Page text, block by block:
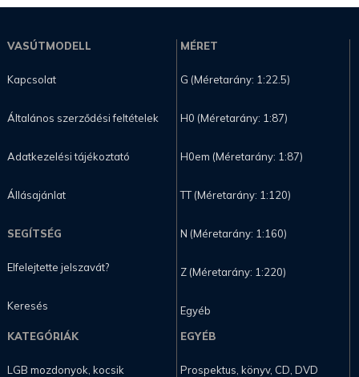
VASÚTMODELL
Kapcsolat
Általános szerződési feltételek
Adatkezelési tájékoztató
Állásajánlat
SEGÍTSÉG
Elfelejtette jelszavát?
Keresés
MÉRET
G (Méretarány: 1:22.5)
H0 (Méretarány: 1:87)
H0em (Méretarány: 1:87)
TT (Méretarány: 1:120)
N (Méretarány: 1:160)
Z (Méretarány: 1:220)
Egyéb
KATEGÓRIÁK
LGB mozdonyok, kocsik
EGYÉB
Prospektus, könyv, CD, DVD